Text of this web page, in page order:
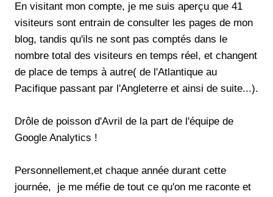
En visitant mon compte, je me suis aperçu que 41
visiteurs sont entrain de consulter les pages de mon
blog, tandis qu'ils ne sont pas comptés dans le
nombre total des visiteurs en temps réel, et changent
de place de temps à autre( de l'Atlantique au
Pacifique passant par l'Angleterre et ainsi de suite...).
Drôle de poisson d'Avril de la part de l'équipe de
Google Analytics !
Personnellement,et chaque année durant cette
journée, je me méfie de tout ce qu'on me raconte et